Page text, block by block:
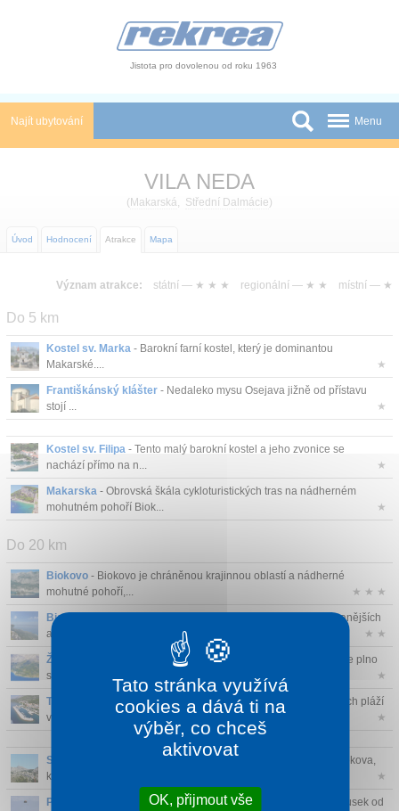
Jistota pro dovolenou od roku 1963
Najít ubytování
Autobusové zájezdy
Atrakce
O nás
Kontakt
Menu
VILA NEDA
( Makarská, Střední Dalmácie)
Úvod Hodnocení Atrakce Mapa
Význam atrakce: státní — ★ ★ ★ regionální — ★ ★ místní — ★
Do 5 km
Kostel sv. Marka - Barokní farní kostel, který je dominantou
Makarské....
★
Františkánský klášter - Nedaleko mysu Osejava jižně od přístavu
stojí ...
★
Kostel sv. Filipa - Tento malý barokní kostel a jeho zvonice se
nachází přímo na n...
★
Makarska - Obrovská škála cykloturistických tras na nádherném
mohutném pohoří Biok...
★
Do 20 km
Biokovo - Biokovo je chráněnou krajinnou oblastí a nádherné
mohutné pohoří,...
★ ★ ★
Biokovo Skywalk
- Jedna z nejmodernějších a nejnavštěvovanějších
atrakcí Ch...
★ ★
Živogošče
- Živogošče je turistický ráj. Na každém rohu najdete plno
st...
★
Tučepi
- V Tučepi se nachází jedny z nejznámějších a nejdelších pláží
v pr...
★
Svatý Jura
- Sveti Jure (Svatý Jiří) je nejvyšší vrchol pohoří Biokova,
kt...
★
Podgora
- Podgora se nachází na podbiokovském pobřeží, kousek od
Tato stránka využívá
cookies a dává ti na
výběr, co chceš
aktivovat
OK, přijmout vše